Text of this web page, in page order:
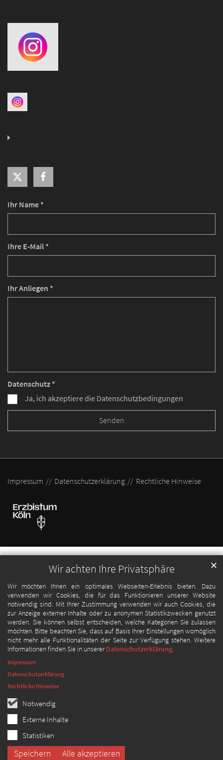
Wir achten Ihre Privatsphäre
Wir möchten Ihnen ein optimales Webseiten-Erlebnis bieten. Dazu
verwenden wir Cookies, die für das Funktionieren unserer Website
notwendig sind. Mit Ihrer Zustimmung verwenden wir auch Cookies, die
zur Anzeige externer Inhalte oder zu anonymen Statistikzwecken genutzt
werden. Sie können selbst entscheiden, welche Kategorien Sie zulassen
möchten. Bitte beachten Sie, dass auf Basis Ihrer Einstellungen womöglich
nicht mehr alle Funktionalitäten der Seite zur Verfügung stehen. Weitere
Informationen finden Sie in unsererDatenschutzerklärung.
Notwendig
Externe Inhalte
Statistiken
Speichern Alle akzeptieren
✕
Impressum
Datenschutzerklärung
Rechtliche Hinweise
Ihr Name *
Ihre E-Mail *
Ihr Anliegen *
Datenschutz *
Ja, ich akzeptiere die Datenschutzbedingungen
Impressum Datenschutzerklärung Rechtliche Hinweise